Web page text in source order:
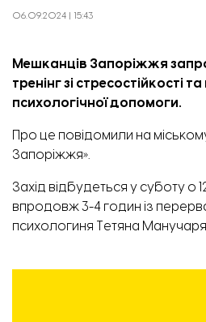
Про нас
06.09.2024 | 15:43
Мешканців Запоріжжя
тренінг зі стресостійкості
психологічної допомоги.
Про це повідомили на
Запоріжжя».
Захід відбудеться у суботу о
впродовж 3-4 годин із
психологиня Тетяна